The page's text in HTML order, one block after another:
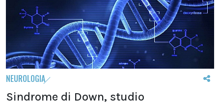
NEUROLOGIA
Sindrome di Down, studio